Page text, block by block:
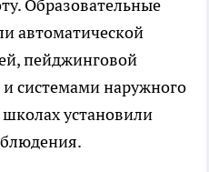
Образовательные
автоматической
пейджинговой
системами наружного
установили